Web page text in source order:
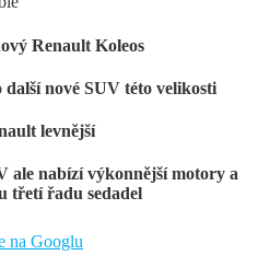
Renault Koleos
nové SUV této velikosti
levnější
ale nabízí výkonnější motory a
třetí řadu sedadel
na Googlu